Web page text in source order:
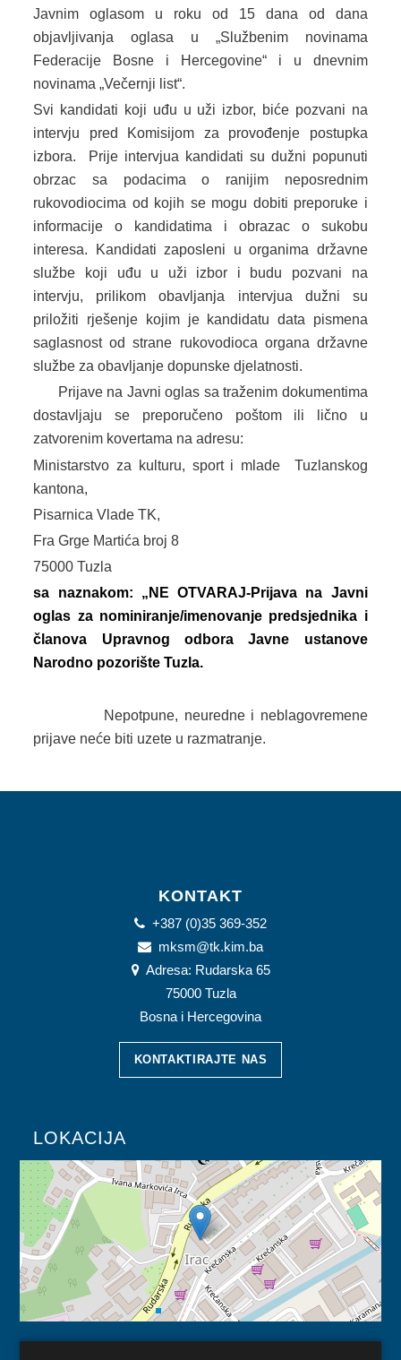
Javnim oglasom u roku od 15 dana od dana
objavljivanja oglasa u „Službenim novinama
Federacije Bosne i Hercegovine“ i u dnevnim
novinama „Večernji list“.
Svi kandidati koji uđu u uži izbor, biće pozvani na
intervju pred Komisijom za provođenje postupka
izbora. Prije intervjua kandidati su dužni popunuti
obrzac sa podacima o ranijim neposrednim
rukovodiocima od kojih se mogu dobiti preporuke i
informacije o kandidatima i obrazac o sukobu
interesa. Kandidati zaposleni u organima državne
službe koji uđu u uži izbor i budu pozvani na
intervju, prilikom obavljanja intervjua dužni su
priložiti rješenje kojim je kandidatu data pismena
saglasnost od strane rukovodioca organa državne
službe za obavljanje dopunske djelatnosti.
Prijave na Javni oglas sa traženim dokumentima
dostavljaju se preporučeno poštom ili lično u
zatvorenim kovertama na adresu:
Ministarstvo za kulturu, sport i mlade Tuzlanskog
kantona,
Pisarnica Vlade TK,
Fra Grge Martića broj 8
75000 Tuzla
sa naznakom: „NE OTVARAJ-Prijava na Javni
oglas za nominiranje/imenovanje predsjednika i
članova Upravnog odbora Javne ustanove
Narodno pozorište Tuzla.
Nepotpune, neuredne i neblagovremene
prijave neće biti uzete u razmatranje.
KONTAKT
+387 (0)35 369-352
mksm@tk.kim.ba
Adresa: Rudarska 65
75000 Tuzla
Bosna i Hercegovina
KONTAKTIRAJTE NAS
LOKACIJA